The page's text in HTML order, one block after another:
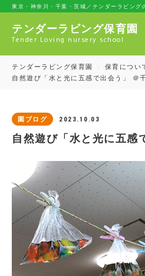
東京・神奈川・千葉・茨城／テンダーラビング
テンダーラビング保育園
Tender Loving nursery school
テンダーラビング保育園 保育につい
自然遊び「水と光に五感で出会う」 ＠
園ブログ 2023.10.03
自然遊び「水と光に五感